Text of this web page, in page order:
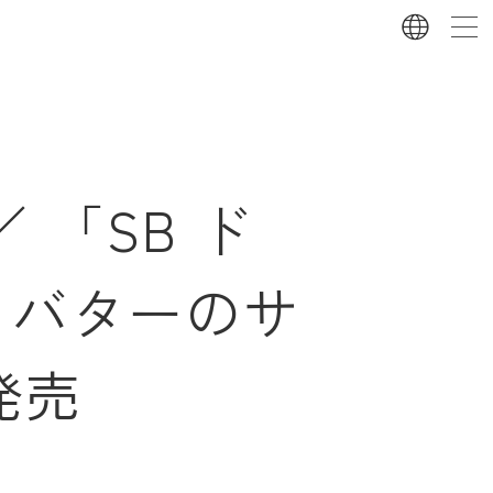
「SB ド
ターのサ
売